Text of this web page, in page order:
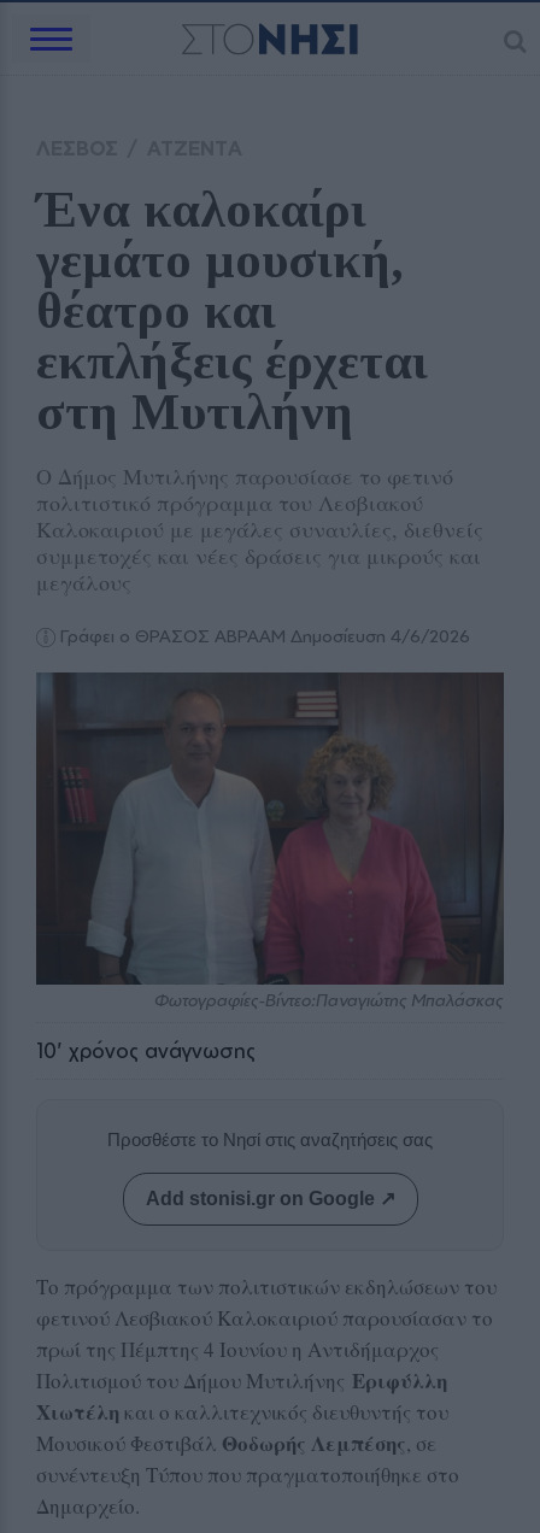
Ένα καλοκαίρι
γεμάτο μουσική,
θέατρο και
εκπλήξεις έρχεται
στη Μυτιλήνη
Ο Δήμος Μυτιλήνης παρουσίασε το φετινό
πολιτιστικό πρόγραμμα του Λεσβιακού
Καλοκαιριού με μεγάλες συναυλίες, διεθνείς
συμμετοχές και νέες δράσεις για μικρούς και
μεγάλους
Γράφει ο ΘΡΑΣΟΣ ΑΒΡΑΑΜ Δημοσίευση 4/6/2026
Φωτογραφίες-Βίντεο:Παναγιώτης Μπαλάσκας
10' χρόνος ανάγνωσης
Προσθέστε το Νησί στις αναζητήσεις σας
Add stonisi.gr on Google ↗
Το πρόγραμμα των πολιτιστικών εκδηλώσεων του
φετινού Λεσβιακού Καλοκαιριού παρουσίασαν το
πρωί της Πέμπτης 4 Ιουνίου η Αντιδήμαρχος
Πολιτισμού του Δήμου Μυτιλήνης Εριφύλλη
Χιωτέλη και ο καλλιτεχνικός διευθυντής του
Μουσικού Φεστιβάλ Θοδωρής Λεμπέσης, σε
συνέντευξη Τύπου που πραγματοποιήθηκε στο
Δημαρχείο.